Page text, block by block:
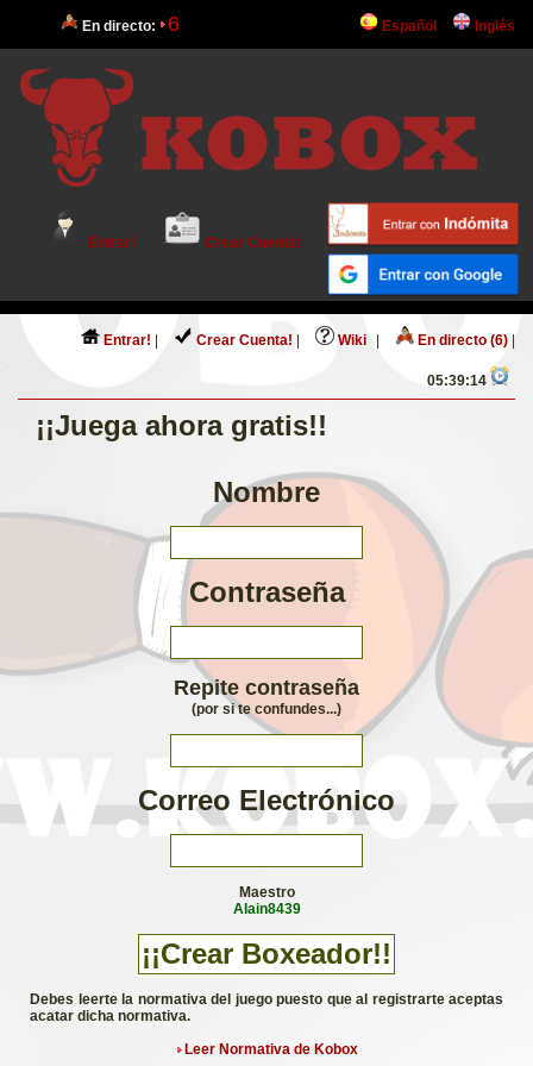
En directo: 6 Español Inglés
Entrar! Crear Cuenta!
Entrar! Crear Cuenta! Wiki En directo (6)
05:39:15
¡¡Juega ahora gratis!!
Nombre
Contraseña
Repite contraseña
(por si te confundes...)
Correo Electrónico
Maestro
Alain8439
Debes leerte la normativa del juego puesto que al registrarte aceptas
acatar dicha normativa.
Leer Normativa de Kobox